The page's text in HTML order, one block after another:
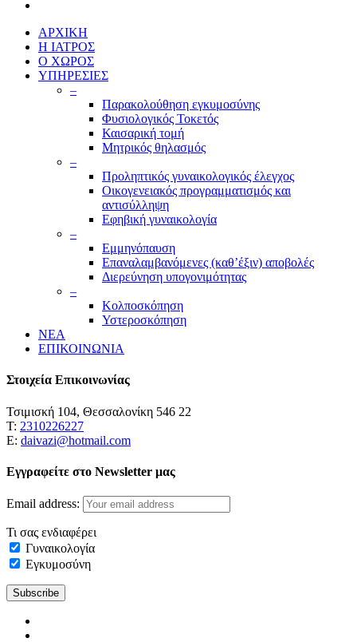
ΑΡΧΙΚΗ
Η ΙΑΤΡΟΣ
Ο ΧΩΡΟΣ
ΥΠΗΡΕΣΙΕΣ
–
Παρακολούθηση εγκυμοσύνης
Φυσιολογικός Τοκετός
Καισαρική τομή
Μητρικός θηλασμός
–
Προληπτικός γυναικολογικός έλεγχος
Οικογενειακός προγραμματισμός και
αντισύλληψη
Εφηβική γυναικολογία
–
Εμμηνόπαυση
Επαναλαμβανόμενες (καθ’έξιν) αποβολές
Διερεύνηση υπογονιμότητας
–
Κολποσκόπηση
Υστεροσκόπηση
ΝΕΑ
ΕΠΙΚΟΙΝΩΝΙΑ
Στοιχεία Επικοινωνίας
Τσιμισκή 104, Θεσσαλονίκη 546 22
Τ: 2310226227
Ε: daivazi@hotmail.com
Εγγραφείτε στο Newsletter μας
Email address:
Τι σας ενδιαφέρει
Γυναικολογία
Εγκυμοσύνη